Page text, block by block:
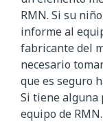
RMN. Si su
informe al
fabricante del
necesario
que es seguro
Si tiene alguna
equipo de RMN.